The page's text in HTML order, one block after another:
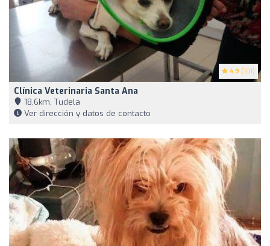
4.9 (101)
Clínica Veterinaria Santa Ana
18,6km, Tudela
Ver dirección y datos de contacto